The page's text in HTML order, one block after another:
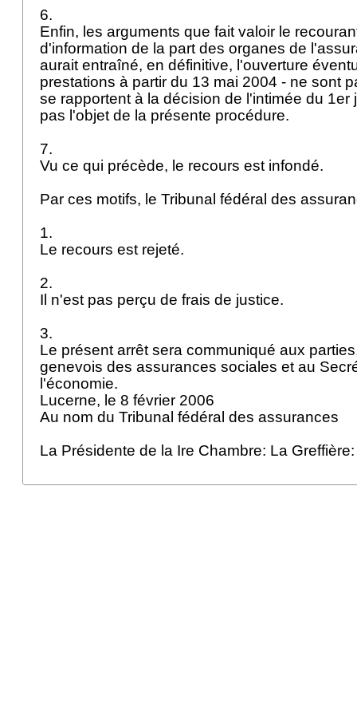
6.
Enfin, les arguments que fait valoir le
d'information de la part des organes de
aurait entraîné, en définitive, l'ouverture
prestations à partir du 13 mai 2004 - ne sont
se rapportent à la décision de l'intimée du 1er
pas l'objet de la présente procédure.
7.
Vu ce qui précède, le recours est infondé.
Par ces motifs, le Tribunal fédéral des
1.
Le recours est rejeté.
2.
Il n'est pas perçu de frais de justice.
3.
Le présent arrêt sera communiqué aux
genevois des assurances sociales et au
l'économie.
Lucerne, le 8 février 2006
Au nom du Tribunal fédéral des assurances
La Présidente de la Ire Chambre: La